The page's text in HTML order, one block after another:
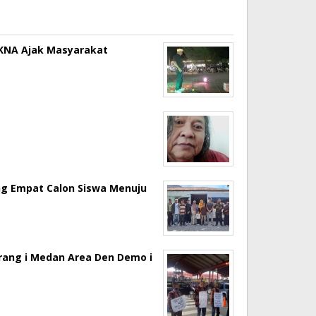
Ajak Masyarakat
Empat Calon Siswa Menuju
i Medan Area Den Demo i